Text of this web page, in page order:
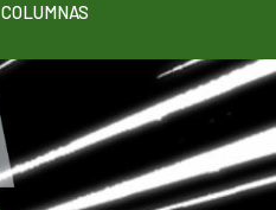
COLUMNAS